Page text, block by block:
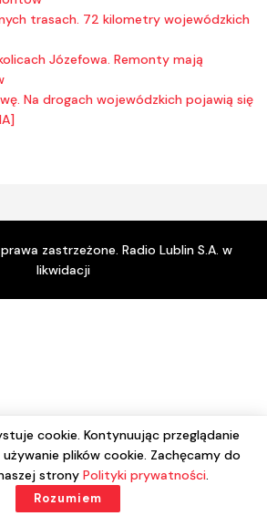
trasach. 72 kilometry wojewódzkich
Józefowa. Remonty mają
Na drogach wojewódzkich pojawią się
zastrzeżone. Radio Lublin S.A. w
likwidacji
cookie. Kontynuując przeglądanie
plików cookie. Zachęcamy do
strony Polityki prywatności.
Rozumiem